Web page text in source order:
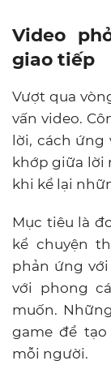
Video
giao tiếp
Vượt qua
vấn video.
lời, cách ứng
khớp giữa lời
khi kể lại
Mục tiêu là
kể chuyện
phản ứng
với phong
muốn.
game để
mỗi người.